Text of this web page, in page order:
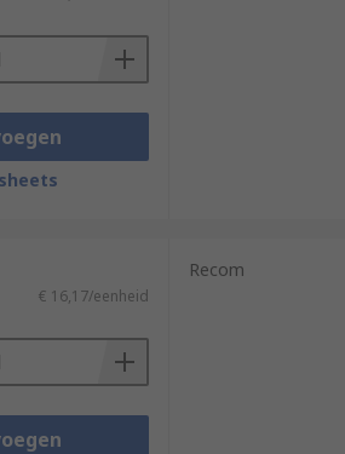
€ 16,17/eenheid
Recom